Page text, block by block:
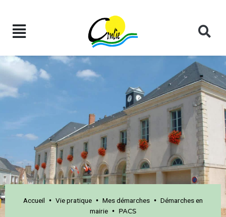
Accueil • Vie pratique • Mes démarches • Démarches en
mairie • PACS